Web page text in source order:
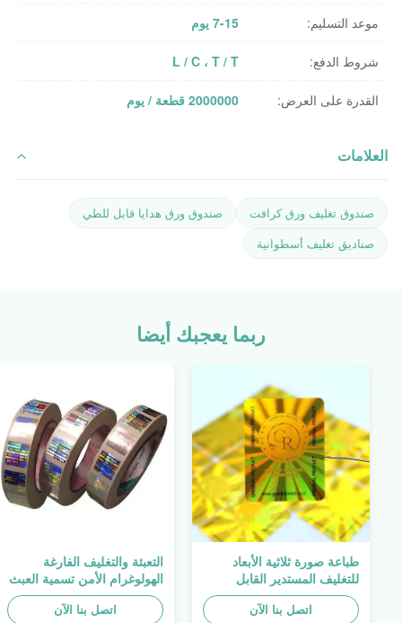
موعد التسليم: 7-15 يوم
شروط الدفع: L / C ، T / T
القدرة على العرض: 2000000 قطعة / يوم
العلامات
صندوق تغليف ورق كرافت
صندوق ورق هدايا قابل للطي
صناديق تغليف أسطوانية
ربما يعجبك أيضا
طباعة صورة ثلاثية الأبعاد
للتغليف المستدير القابل
للطباعة ، الملصق الأصلي ،
صفائح لاصقة ذاتية اللصق
اتصل بنا الآن
التعبئة والتغليف الفارغة
الهولوغرام الأمن تسمية العبث
واضح ملصق الهولوغرام شعار
الليزر
اتصل بنا الآن